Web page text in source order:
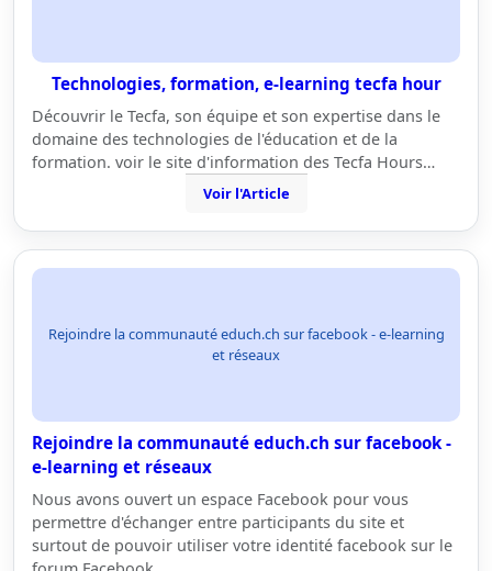
Technologies, formation, e-learning tecfa hour
Découvrir le Tecfa, son équipe et son expertise dans le
domaine des technologies de l'éducation et de la
formation. voir le site d'information des Tecfa Hours…
Voir l'Article
Rejoindre la communauté educh.ch sur facebook - e-learning
et réseaux
Rejoindre la communauté educh.ch sur facebook -
e-learning et réseaux
Nous avons ouvert un espace Facebook pour vous
permettre d'échanger entre participants du site et
surtout de pouvoir utiliser votre identité facebook sur le